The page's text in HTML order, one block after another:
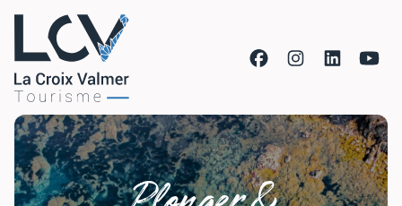
Aller au contenu